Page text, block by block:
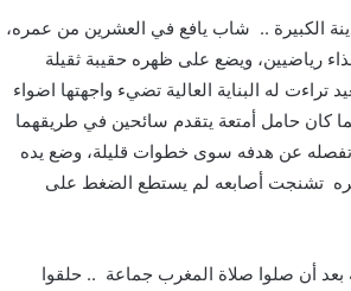
الكبيرة .. شاب يافع في العشرين من عمره،
رياضيين، ويضع على ظهره حقيبة ثقيلة
له البناية العالية تضيء واجهتها اضواء
كان حامل أمتعة يتقدم سائحين في طريقهما
تفصله عن هدفه سوى خطوات قليلة، وضع يده
تشنجت أصابعه لم يستطع الضغط على
بعد أن صلوا صلاة المغرب جماعة .. حلقوا